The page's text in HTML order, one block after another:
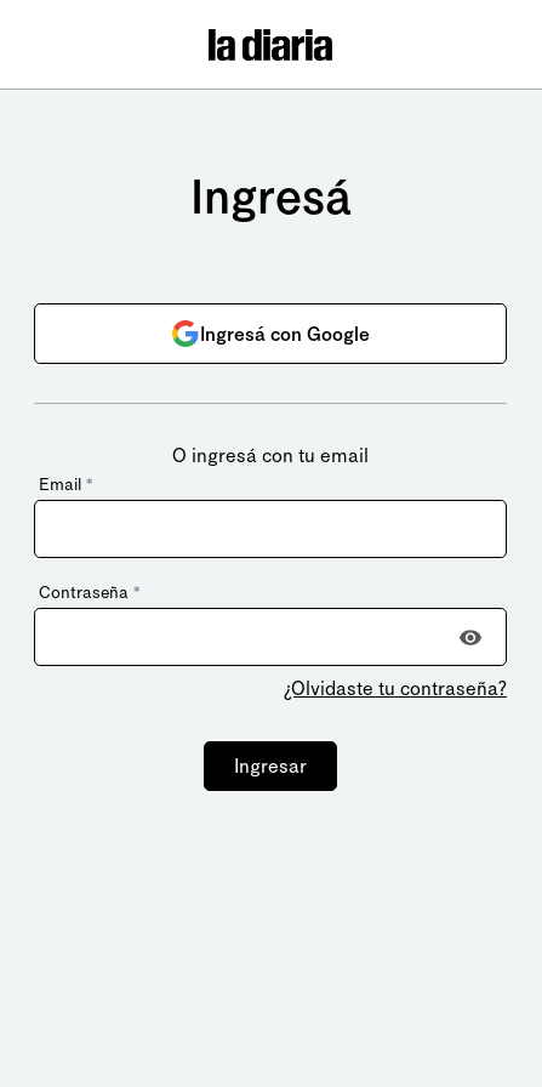
Ingresá
Ingresá con Google
O ingresá con tu email
Email *
Contraseña *
¿Olvidaste tu contraseña?
Ingresar